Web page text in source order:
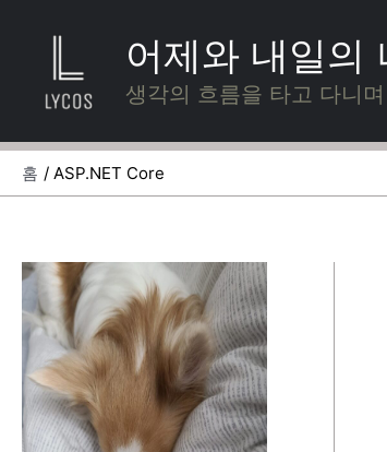
너
기
어제와 내일의
생각의 흐름을 타고 다니
홈 ASP.NET Core